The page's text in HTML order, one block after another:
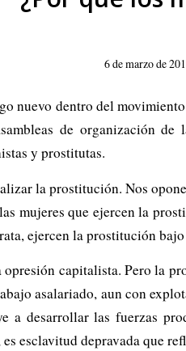
6 de marzo de
nuevo dentro del
de organización
y prostitutas.
la prostitución. Nos
mujeres que ejercen la
ejercen la prostitución
capitalista. Pero la
asalariado, aun con
a desarrollar las fuerzas
esclavitud depravada que